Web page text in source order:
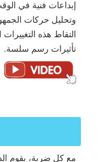
إبداعات فنية في
وتحليل حركات
التقاط هذه
تأثيرات رسم سلسة.
مع كل ضربة، يقوم